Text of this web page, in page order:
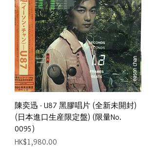
陳奕迅 - U87 黑膠唱片 (全新未開封)
(日本進口生産限定盤) (限量No.
0095)
價格
HK$1,980.00